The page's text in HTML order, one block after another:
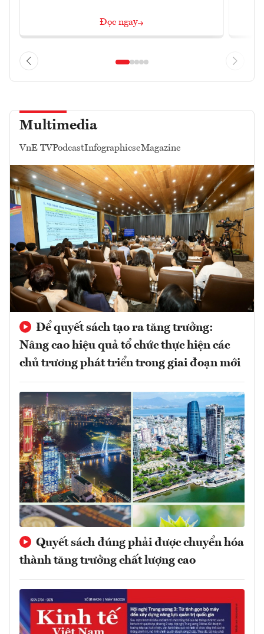
Đọc ngay
Multimedia
VnE TVPodcastInfographicseMagazine
Để quyết sách tạo ra tăng trưởng:
Nâng cao hiệu quả tổ chức thực hiện các
chủ trương phát triển trong giai đoạn mới
Quyết sách đúng phải được chuyển hóa
thành tăng trưởng chất lượng cao